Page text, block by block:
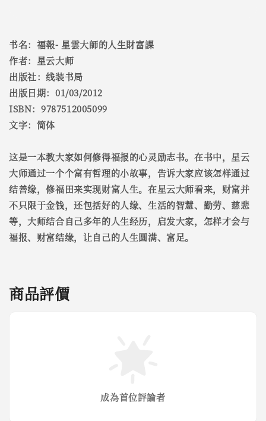
书名：福報- 星雲大師的人生財富課
作者：星云大师
出版社：线装书局
出版日期：01/03/2012
ISBN：9787512005099
文字：简体
这是一本教大家如何修得福报的心灵励志书。在书中，星云
大师通过一个个富有哲理的小故事，告诉大家应该怎样通过
结善缘，修福田来实现财富人生。在星云大师看来，财富并
不只限于金钱，还包括好的人缘、生活的智慧、勤劳、慈悲
等，大师结合自己多年的人生经历，启发大家，怎样才会与
福报、财富结缘，让自己的人生圆满、富足。
商品評價
成為首位評論者